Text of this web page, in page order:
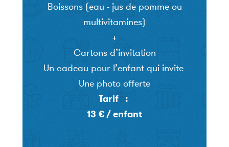
Boissons (eau - jus de pomme ou
multivitamines)
+
Cartons d’invitation
Un cadeau pour l’enfant qui invite
Une photo offerte
Tarif :
13 € / enfant